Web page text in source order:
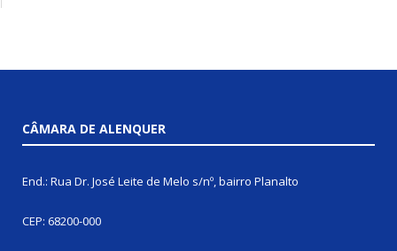
CÂMARA DE ALENQUER
End.: Rua Dr. José Leite de Melo s/nº, bairro Planalto
CEP: 68200-000